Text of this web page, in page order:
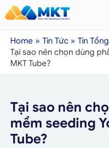
Home Tin Tức
Tin
Tại sao nên chọn dùng
MKT Tube?
Tại sao nên
mềm seeding
Tube?